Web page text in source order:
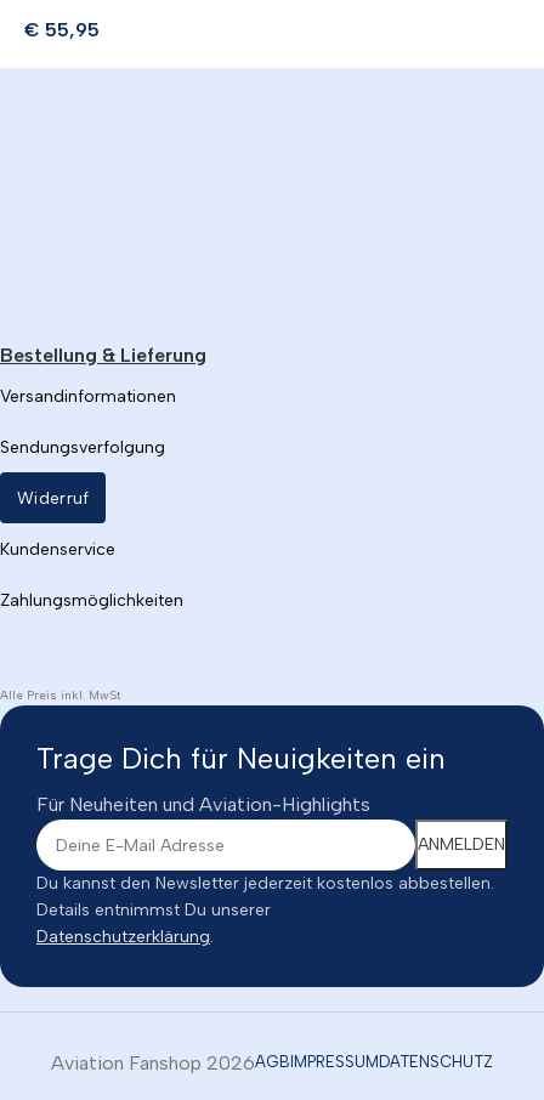
€ 55,95
Bestellung & Lieferung
Versandinformationen
Sendungsverfolgung
Widerruf
Kundenservice
Zahlungsmöglichkeiten
Alle Preis inkl. MwSt
Trage Dich für Neuigkeiten ein
Für Neuheiten und Aviation-Highlights
Du kannst den Newsletter jederzeit kostenlos abbestellen.
Details entnimmst Du unserer
Datenschutzerklärung.
Aviation Fanshop 2026AGB IMPRESSUM DATENSCHUTZ